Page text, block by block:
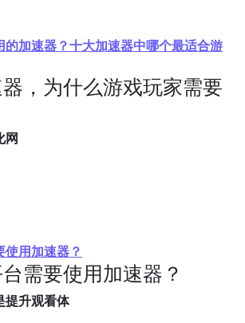
的加速器？十大加速器中哪个最适合游
，为什么游戏玩家需要
网
用加速器？
需要使用加速器？
提升观看体